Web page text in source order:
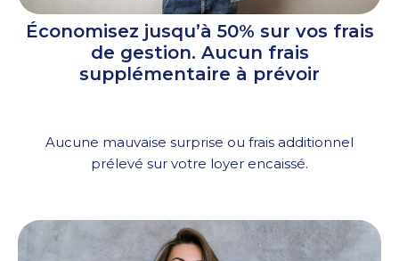
Économisez jusqu’à 50% sur vos frais
de gestion. Aucun frais
supplémentaire à prévoir
Aucune mauvaise surprise ou frais additionnel
prélevé sur votre loyer encaissé.